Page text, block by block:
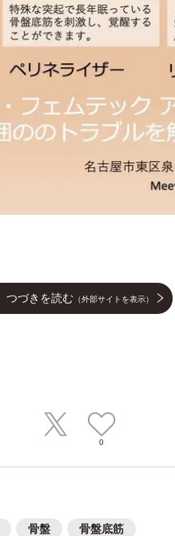
つづきを読む（外部サイトを表示）
0
骨盤 骨盤底筋